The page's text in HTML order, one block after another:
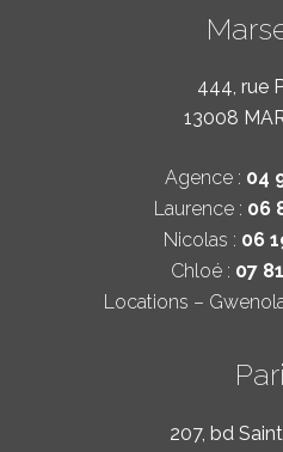
444, rue
13008
Agence : 04
Laurence : 06
Nicolas : 06
Chloé : 07
Locations –
207, bd